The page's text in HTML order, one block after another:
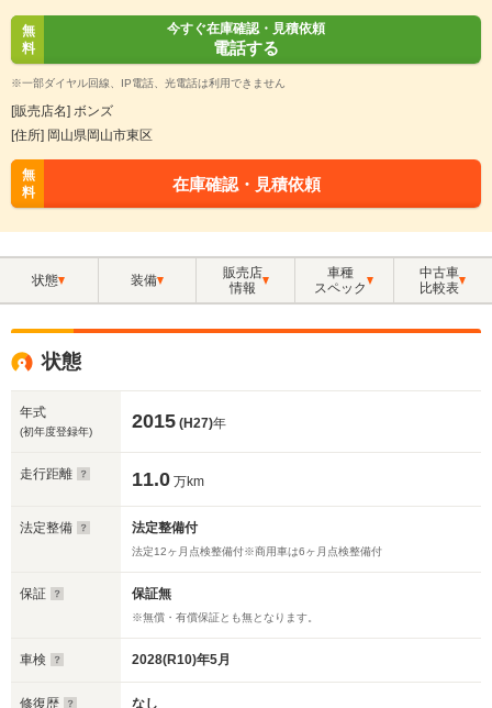
無
料
今すぐ在庫確認・見積依頼
電話する
※一部ダイヤル回線、IP電話、光電話は利用できません
[販売店名] ボンズ
[住所] 岡山県岡山市東区
無
料
在庫確認・見積依頼
状態 装備
販売店
情報
車種
スペック
中古車
比較表
状態
年式
(初年度登録年) 2015 (H27)年
走行距離 11.0 万km
法定整備 法定整備付
法定12ヶ月点検整備付※商用車は6ヶ月点検整備付
保証 保証無
※無償・有償保証とも無となります。
車検 2028(R10)年5月
修復歴 なし